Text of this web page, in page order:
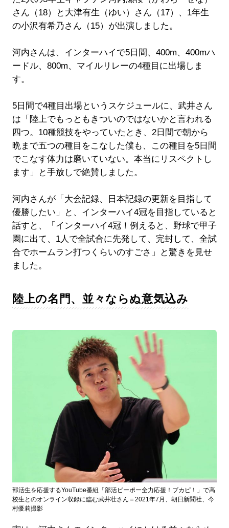
さん（18）と大津有生（ゆい）さん（17）、1年生
の小沢有希乃さん（15）が出演しました。
河内さんは、インターハイで5日間、400m、400mハ
ードル、800m、マイルリレーの4種目に出場しま
す。
5日間で4種目出場というスケジュールに、武井さん
は「陸上でもっともきついのではないかと言われる
四つ。10種競技をやっていたとき、2日間で朝から
晩まで五つの種目をこなした僕も、この種目を5日間
でこなす体力は磨いていない。本当にリスペクトし
ます」と手放しで絶賛しました。
河内さんが「大会記録、日本記録の更新を目指して
優勝したい」と、インターハイ4冠を目指していると
話すと、「インターハイ4冠！例えると、野球で甲子
園に出て、1人で全試合に先発して、完封して、全試
合でホームラン打つくらいのすごさ」と驚きを見せ
ました。
陸上の名門、並々ならぬ意気込み
部活生を応援するYouTube番組「部活ピーポー全力応援！ブカピ！」で高
校生とのオンライン収録に臨む武井壮さん＝2021年7月、朝日新聞社、今
村優莉撮影